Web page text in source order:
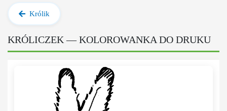
Królik
KRÓLICZEK — KOLOROWANKA DO DRUKU